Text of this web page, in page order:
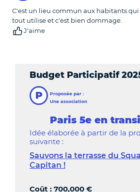
C'est un lieu commun aux habitants qui
tout utilise et c'est bien dommage.
J'aime
Budget Participatif
P
Proposée par :
Une association
Paris 5e en
Idée élaborée à partir de la
suivante :
Sauvons la terrasse du
Capitan !
Coût : 700,000 €